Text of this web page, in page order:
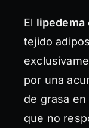
El lipedema
tejido
por una
de grasa
que no